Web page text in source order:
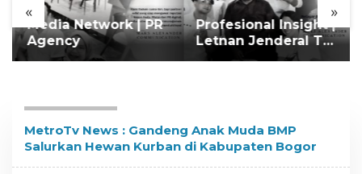
« »
Media Network | PR
Agency
Profesional Insight |
Letnan Jenderal TNI
(Purn) Jeffry Apoly
MetroTv News : Gandeng Anak Muda BMP
Salurkan Hewan Kurban di Kabupaten Bogor